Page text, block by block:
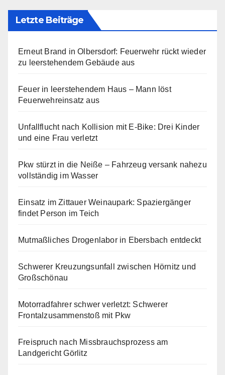
Letzte Beiträge
Erneut Brand in Olbersdorf: Feuerwehr rückt wieder
zu leerstehendem Gebäude aus
Feuer in leerstehendem Haus – Mann löst
Feuerwehreinsatz aus
Unfallflucht nach Kollision mit E-Bike: Drei Kinder
und eine Frau verletzt
Pkw stürzt in die Neiße – Fahrzeug versank nahezu
vollständig im Wasser
Einsatz im Zittauer Weinaupark: Spaziergänger
findet Person im Teich
Mutmaßliches Drogenlabor in Ebersbach entdeckt
Schwerer Kreuzungsunfall zwischen Hörnitz und
Großschönau
Motorradfahrer schwer verletzt: Schwerer
Frontalzusammenstoß mit Pkw
Freispruch nach Missbrauchsprozess am
Landgericht Görlitz